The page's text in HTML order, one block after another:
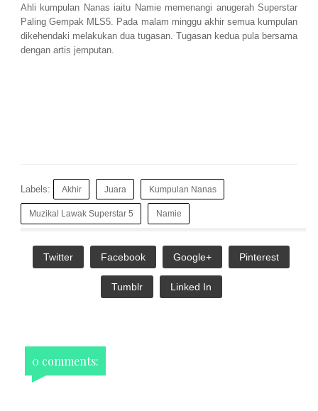
Ahli kumpulan Nanas iaitu Namie memenangi anugerah Superstar
Paling Gempak MLS5. Pada malam minggu akhir semua kumpulan
dikehendaki melakukan dua tugasan. Tugasan kedua pula bersama
dengan artis jemputan.
Labels: Akhir Juara Kumpulan Nanas
Muzikal Lawak Superstar 5 Namie
Twitter Facebook Google+ Pinterest
Tumblr Linked In
0 comments: